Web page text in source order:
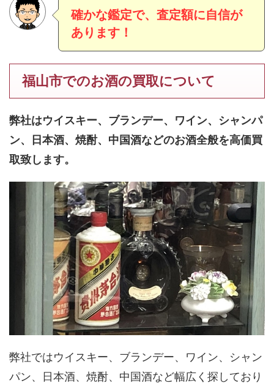
確かな鑑定で、査定額に自信が
あります！
福山市でのお酒の買取について
弊社はウイスキー、ブランデー、ワイン、シャンパ
ン、日本酒、焼酎、中国酒などのお酒全般を高価買
取致します。
弊社ではウイスキー、ブランデー、ワイン、シャン
パン、日本酒、焼酎、中国酒など幅広く探しており